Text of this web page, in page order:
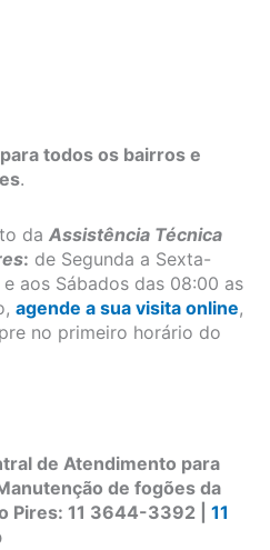
todos os bairros e
.
daAssistência Técnica
: de Segunda a Sexta-
aos Sábados das 08:00 as
agende a sua visita online,
no primeiro horário do
de Atendimento para
de fogões da
Pires: 11 3644-3392 |11